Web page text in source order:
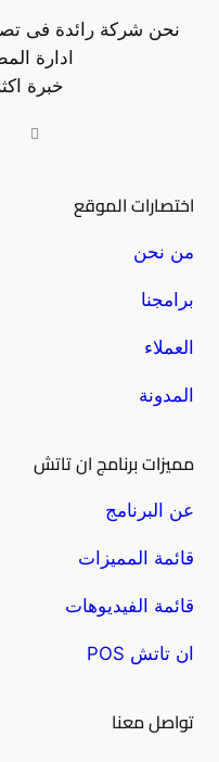
نحن شركة رائدة فى
ادارة
خبرة اكثر
اختصارات الموقع
من نحن
برامجنا
العملاء
المدونة
مميزات برنامج ان تاتش
عن البرنامج
قائمة المميزات
قائمة الفيديوهات
ان تاتش POS
تواصل معنا